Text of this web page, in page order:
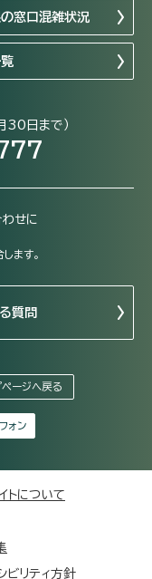
の窓口混雑状況
30日まで）
せに
ます。
質問
ページへ戻る
ォン
トについて
ビリティ方針